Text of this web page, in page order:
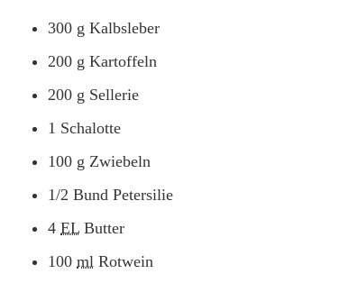
300 g Kalbsleber
200 g Kartoffeln
200 g Sellerie
1 Schalotte
100 g Zwiebeln
1/2 Bund Petersilie
4 EL Butter
100 ml Rotwein